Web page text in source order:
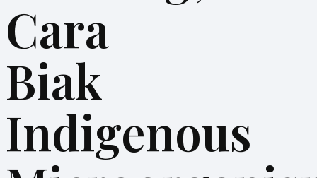
Cara
Biak
Indigenous